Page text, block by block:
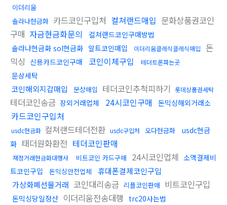
이더리움
솔라나현금화 카드코인구입처 컬쳐랜드매입 문화상품권코인
구매 자금현금화문의
컬쳐랜드코인구매방법
솔라나현금화 sol현금화 알트코인매입 이더리움클레식클레식매입
돈
믹싱 신용카드코인구매 코인이체구입 테더트론파는곳
문상세탁
코인해외지갑매입 문상매입 테더코인추척피하기 롯데상품권세탁
테더코인송금 장외거래업체 24시코인구매 돈믹싱해외거래소
카드코인구입처
usdc현금화 컬쳐랜드테더전환 usdc구입처 오다현금화
usdc현금
화 태더원화환전 테더코인판매
재정거래현금화대행사 비트코인 카드구매 24시코인업체 소액결제비
트코인구입
돈믹싱안전업체
휴대폰결제코인구입
가상화폐선물거래 코인대리송금 리플코인판매 비트코인구입
돈믹싱당일정산 이더리움전송대행 trc20사는법